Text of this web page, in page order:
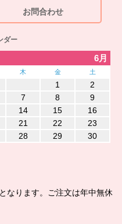
お問合わせ
ダー
6月
木 金 土
1
2
7 8
9
14 15
16
21 22
23
28 29 30
なります。ご注文は年中無休